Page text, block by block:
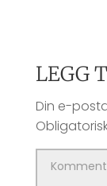
LEGG
Din e-